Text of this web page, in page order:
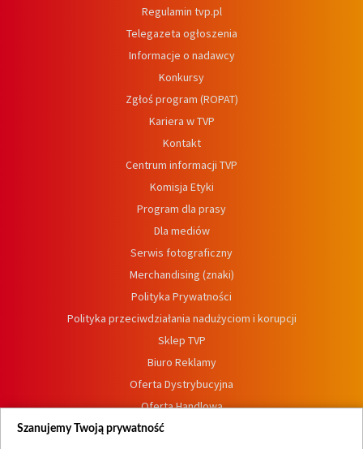
Regulamin tvp.pl
Telegazeta ogłoszenia
Informacje o nadawcy
Konkursy
Zgłoś program (ROPAT)
Kariera w TVP
Kontakt
Centrum informacji TVP
Komisja Etyki
Program dla prasy
Dla mediów
Serwis fotograficzny
Merchandising (znaki)
Polityka Prywatności
Polityka przeciwdziałania nadużyciom i korupcji
Sklep TVP
Biuro Reklamy
Oferta Dystrybucyjna
Oferta Handlowa
Dostępność
Szanujemy Twoją prywatność